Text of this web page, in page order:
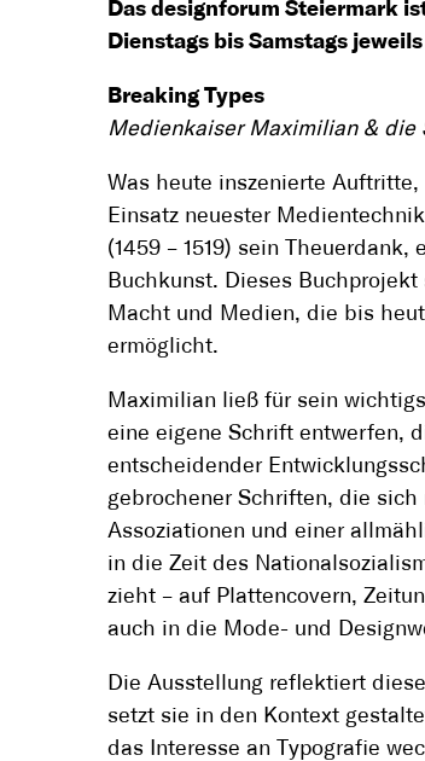
Das designforum Steiermark
Dienstags bis Samstags
Breaking Types
Medienkaiser Maximilian & die
Was heute inszenierte
Einsatz neuester
(1459 – 1519) sein
Buchkunst. Dieses
Macht und Medien, die bis
ermöglicht.
Maximilian ließ für sein
eine eigene Schrift entwerfen,
entscheidender
gebrochener Schriften, die
Assoziationen und einer
in die Zeit des
zieht – auf Plattencovern,
auch in die Mode- und
Die Ausstellung reflektiert
setzt sie in den Kontext
das Interesse an Typografie